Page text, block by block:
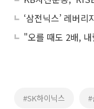
#SK하이닉스 #